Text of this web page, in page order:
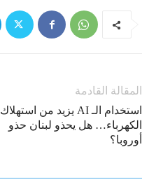
المقالة القادمة
استخدام الـ AI يزيد من استهلاك
الكهرباء… هل يحذو لبنان حذو
أوروبا؟